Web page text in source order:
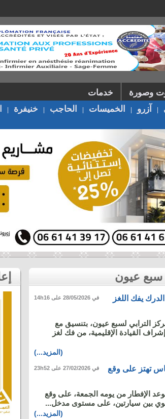
آزرو الخميسات الحاجب خنيفرة
وصورة خدمات
يفك اللغز
الترابي لسبع عيون، بتنسيق مع
القيادة الإقليمية، من فك لغز
(المزيد...)
في 28/05/2026 على 14h16
تهتز على وقع
الإفطار من يومه الجمعة، على وقع
بين سيارتين، على مستوى مدخل...
(المزيد...)
في 27/02/2026 على 23h52